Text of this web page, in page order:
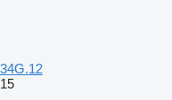
34G.12
15